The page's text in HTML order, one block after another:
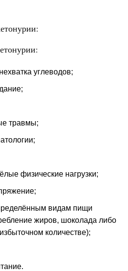
углеводов;
травмы;
физические нагрузки;
видам пищи
жиров, шоколада либо
количестве);